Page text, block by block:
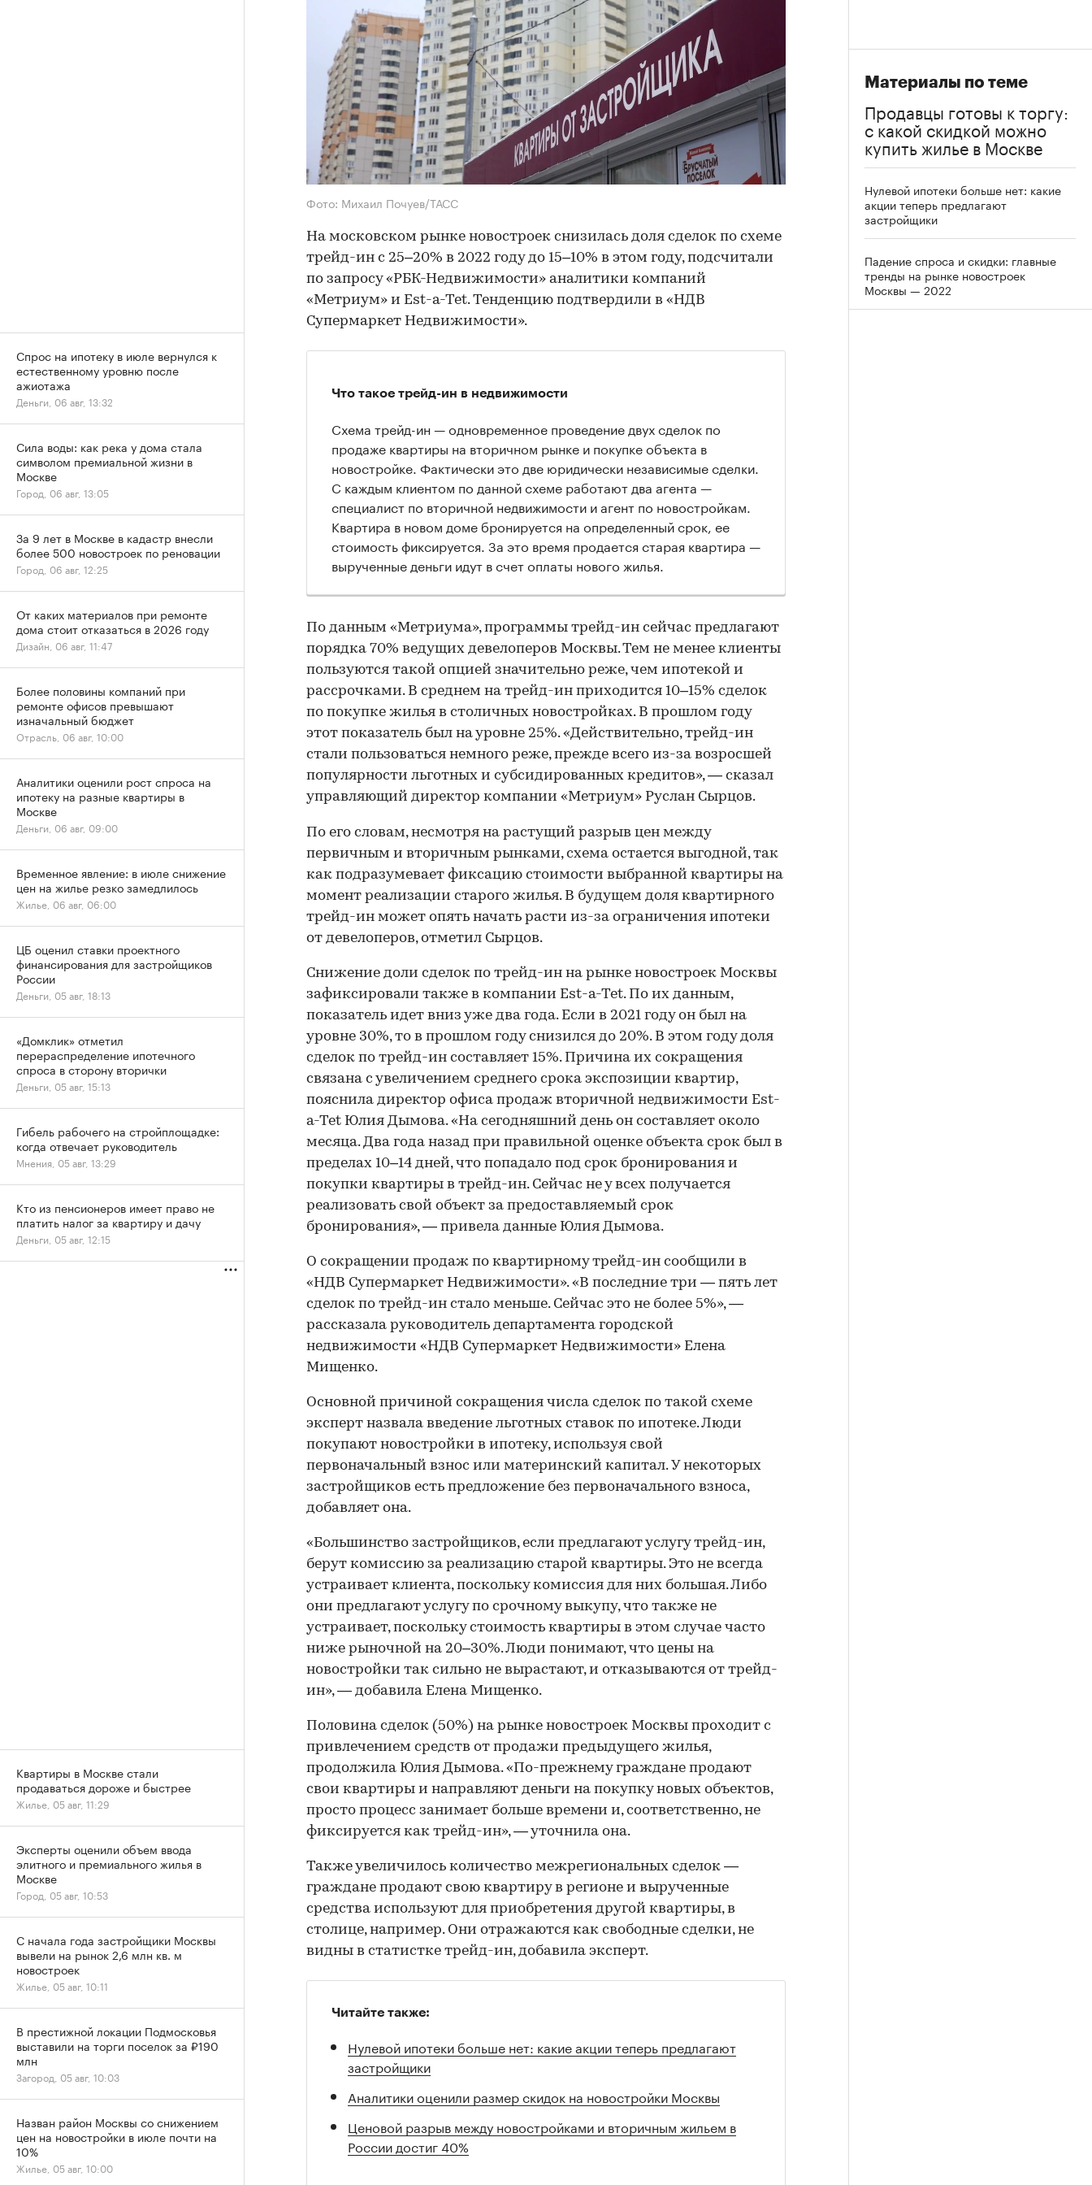
Фото: Михаил Почуев/ТАСС
На московском рынке новостроек снизилась доля сделок по схеме
трейд-ин с 25–20% в 2022 году до 15–10% в этом году, подсчитали
по запросу «РБК-Недвижимости» аналитики компаний
«Метриум» и Est-a-Tet. Тенденцию подтвердили в «НДВ
Супермаркет Недвижимости».
Что такое трейд-ин в недвижимости
Схема трейд-ин — одновременное проведение двух сделок по
продаже квартиры на вторичном рынке и покупке объекта в
новостройке. Фактически это две юридически независимые сделки.
С каждым клиентом по данной схеме работают два агента —
специалист по вторичной недвижимости и агент по новостройкам.
Квартира в новом доме бронируется на определенный срок, ее
стоимость фиксируется. За это время продается старая квартира —
вырученные деньги идут в счет оплаты нового жилья.
По данным «Метриума», программы трейд-ин сейчас предлагают
порядка 70% ведущих девелоперов Москвы. Тем не менее клиенты
пользуются такой опцией значительно реже, чем ипотекой и
рассрочками. В среднем на трейд-ин приходится 10–15% сделок
по покупке жилья в столичных новостройках. В прошлом году
этот показатель был на уровне 25%. «Действительно, трейд-ин
стали пользоваться немного реже, прежде всего из-за возросшей
популярности льготных и субсидированных кредитов», — сказал
управляющий директор компании «Метриум» Руслан Сырцов.
По его словам, несмотря на растущий разрыв цен между
первичным и вторичным рынками, схема остается выгодной, так
как подразумевает фиксацию стоимости выбранной квартиры на
момент реализации старого жилья. В будущем доля квартирного
трейд-ин может опять начать расти из-за ограничения ипотеки
от девелоперов, отметил Сырцов.
Снижение доли сделок по трейд-ин на рынке новостроек Москвы
зафиксировали также в компании Est-a-Tet. По их данным,
показатель идет вниз уже два года. Если в 2021 году он был на
уровне 30%, то в прошлом году снизился до 20%. В этом году доля
сделок по трейд-ин составляет 15%. Причина их сокращения
связана с увеличением среднего срока экспозиции квартир,
пояснила директор офиса продаж вторичной недвижимости Est-
a-Tet Юлия Дымова. «На сегодняшний день он составляет около
месяца. Два года назад при правильной оценке объекта срок был в
пределах 10–14 дней, что попадало под срок бронирования и
покупки квартиры в трейд-ин. Сейчас не у всех получается
реализовать свой объект за предоставляемый срок
бронирования», — привела данные Юлия Дымова.
О сокращении продаж по квартирному трейд-ин сообщили в
«НДВ Супермаркет Недвижимости». «В последние три — пять лет
сделок по трейд-ин стало меньше. Сейчас это не более 5%», —
рассказала руководитель департамента городской
недвижимости «НДВ Супермаркет Недвижимости» Елена
Мищенко.
Основной причиной сокращения числа сделок по такой схеме
эксперт назвала введение льготных ставок по ипотеке. Люди
покупают новостройки в ипотеку, используя свой
первоначальный взнос или материнский капитал. У некоторых
застройщиков есть предложение без первоначального взноса,
добавляет она.
«Большинство застройщиков, если предлагают услугу трейд-ин,
берут комиссию за реализацию старой квартиры. Это не всегда
устраивает клиента, поскольку комиссия для них большая. Либо
они предлагают услугу по срочному выкупу, что также не
устраивает, поскольку стоимость квартиры в этом случае часто
ниже рыночной на 20–30%. Люди понимают, что цены на
новостройки так сильно не вырастают, и отказываются от трейд-
ин», — добавила Елена Мищенко.
Половина сделок (50%) на рынке новостроек Москвы проходит с
привлечением средств от продажи предыдущего жилья,
продолжила Юлия Дымова. «По-прежнему граждане продают
свои квартиры и направляют деньги на покупку новых объектов,
просто процесс занимает больше времени и, соответственно, не
фиксируется как трейд-ин», — уточнила она.
Также увеличилось количество межрегиональных сделок —
граждане продают свою квартиру в регионе и вырученные
средства используют для приобретения другой квартиры, в
столице, например. Они отражаются как свободные сделки, не
видны в статистке трейд-ин, добавила эксперт.
Читайте также:
Нулевой ипотеки больше нет: какие акции теперь предлагают
застройщики
Аналитики оценили размер скидок на новостройки Москвы
Ценовой разрыв между новостройками и вторичным жильем в
России достиг 40%
Материалы по теме
Продавцы готовы к торгу:
с какой скидкой можно
купить жилье в Москве
Нулевой ипотеки больше нет: какие
акции теперь предлагают
застройщики
Падение спроса и скидки: главные
тренды на рынке новостроек
Москвы — 2022
Спрос на ипотеку в июле вернулся к
естественному уровню после
ажиотажа
Деньги, 06 авг, 13:32
Сила воды: как река у дома стала
символом премиальной жизни в
Москве
Город, 06 авг, 13:05
За 9 лет в Москве в кадастр внесли
более 500 новостроек по реновации
Город, 06 авг, 12:25
От каких материалов при ремонте
дома стоит отказаться в 2026 году
Дизайн, 06 авг, 11:47
Более половины компаний при
ремонте офисов превышают
изначальный бюджет
Отрасль, 06 авг, 10:00
Аналитики оценили рост спроса на
ипотеку на разные квартиры в
Москве
Деньги, 06 авг, 09:00
Временное явление: в июле снижение
цен на жилье резко замедлилось
Жилье, 06 авг, 06:00
ЦБ оценил ставки проектного
финансирования для застройщиков
России
Деньги, 05 авг, 18:13
«Домклик» отметил
перераспределение ипотечного
спроса в сторону вторички
Деньги, 05 авг, 15:13
Гибель рабочего на стройплощадке:
когда отвечает руководитель
Мнения, 05 авг, 13:29
Кто из пенсионеров имеет право не
платить налог за квартиру и дачу
Деньги, 05 авг, 12:15
Квартиры в Москве стали
продаваться дороже и быстрее
Жилье, 05 авг, 11:29
Эксперты оценили объем ввода
элитного и премиального жилья в
Москве
Город, 05 авг, 10:53
С начала года застройщики Москвы
вывели на рынок 2,6 млн кв. м
новостроек
Жилье, 05 авг, 10:11
В престижной локации Подмосковья
выставили на торги поселок за ₽190
млн
Загород, 05 авг, 10:03
Назван район Москвы со снижением
цен на новостройки в июле почти на
10%
Жилье, 05 авг, 10:00